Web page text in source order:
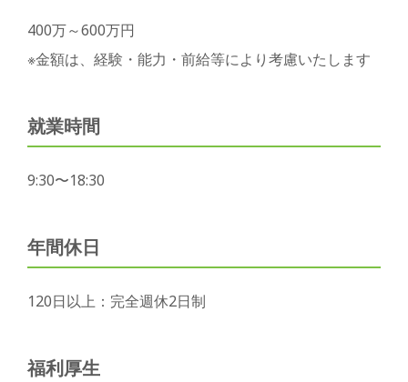
400万～600万円
※金額は、経験・能力・前給等により考慮いたします
就業時間
9:30〜18:30
年間休日
120日以上：完全週休2日制
福利厚生